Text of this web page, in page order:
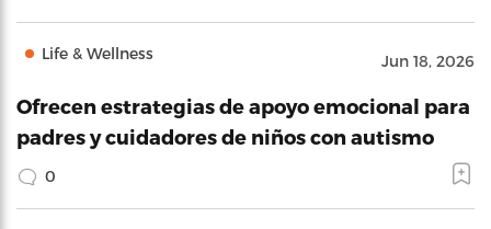
Life & Wellness Jun 18, 2026
Ofrecen estrategias de apoyo emocional para
padres y cuidadores de niños con autismo
0